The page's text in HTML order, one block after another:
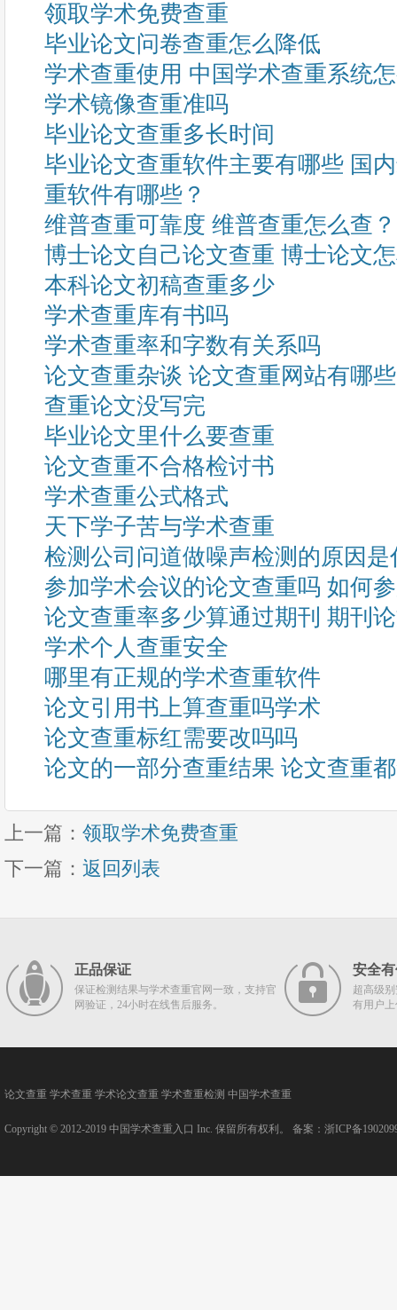
领取学术免费查重
毕业论文问卷查重怎么降低
学术查重使用 中国学术查重系统
学术镜像查重准吗
毕业论文查重多长时间
毕业论文查重软件主要有哪些 国
重软件有哪些？
维普查重可靠度 维普查重怎么查？
博士论文自己论文查重 博士论文
本科论文初稿查重多少
学术查重库有书吗
学术查重率和字数有关系吗
论文查重杂谈 论文查重网站有哪
查重论文没写完
毕业论文里什么要查重
论文查重不合格检讨书
学术查重公式格式
天下学子苦与学术查重
检测公司问道做噪声检测的原因是
参加学术会议的论文查重吗 如何
论文查重率多少算通过期刊 期刊
学术个人查重安全
哪里有正规的学术查重软件
论文引用书上算查重吗学术
论文查重标红需要改吗吗
论文的一部分查重结果 论文查重
上一篇： 领取学术免费查重
下一篇： 返回列表
正品保证
保证检测结果与学术查重官网一致，支持官
网验证，24小时在线售后服务。
安全
超高级
有用户
论文查重 学术查重 学术论文查重 学术查重检测 中国学术查重
Copyright © 2012-2019 中国学术查重入口 Inc. 保留所有权利。 备案： 浙ICP备